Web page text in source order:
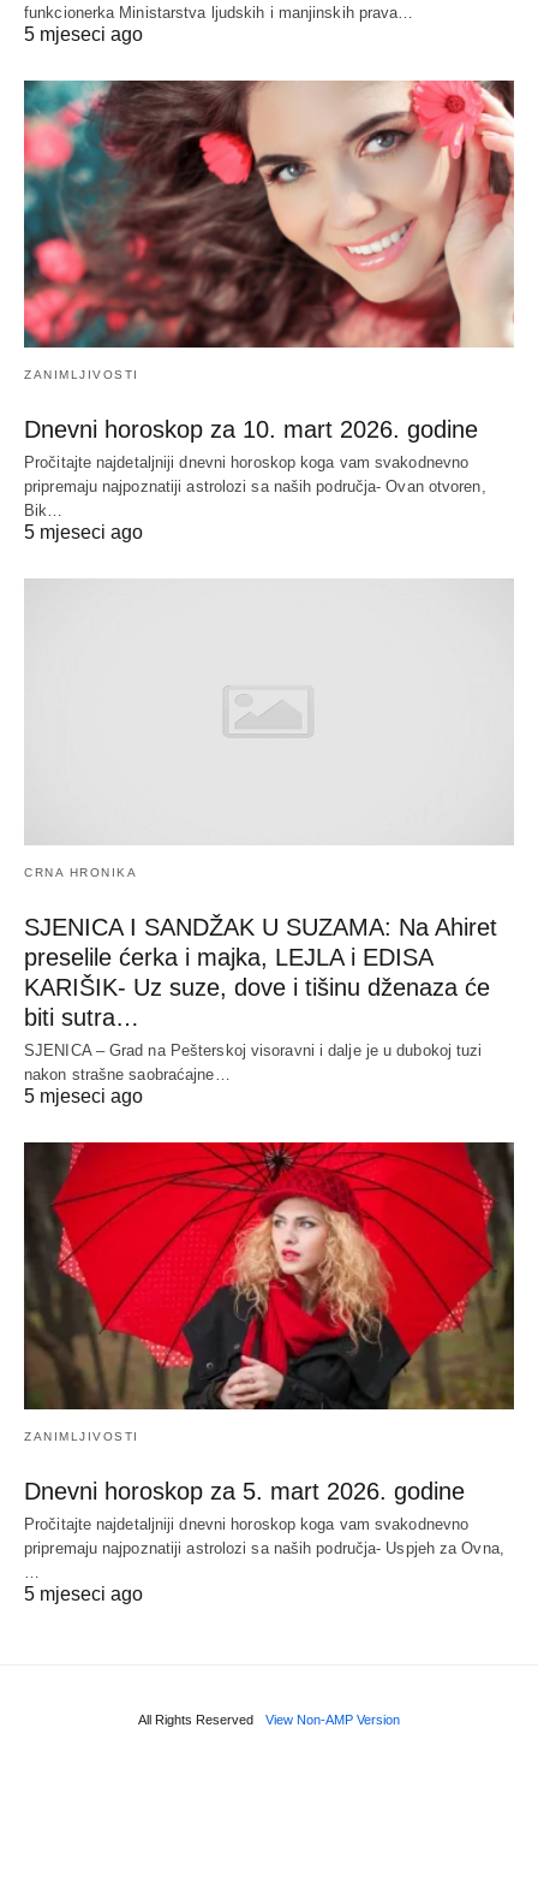
funkcionerka Ministarstva ljudskih i manjinskih prava…
5 mjeseci ago
ZANIMLJIVOSTI
Dnevni horoskop za 10. mart 2026. godine
Pročitajte najdetaljniji dnevni horoskop koga vam svakodnevno
pripremaju najpoznatiji astrolozi sa naših područja- Ovan otvoren,
Bik…
5 mjeseci ago
CRNA HRONIKA
SJENICA I SANDŽAK U SUZAMA: Na Ahiret
preselile ćerka i majka, LEJLA i EDISA
KARIŠIK- Uz suze, dove i tišinu dženaza će
biti sutra…
SJENICA – Grad na Pešterskoj visoravni i dalje je u dubokoj tuzi
nakon strašne saobraćajne…
5 mjeseci ago
ZANIMLJIVOSTI
Dnevni horoskop za 5. mart 2026. godine
Pročitajte najdetaljniji dnevni horoskop koga vam svakodnevno
pripremaju najpoznatiji astrolozi sa naših područja- Uspjeh za Ovna,
5 mjeseci ago
All Rights Reserved View Non-AMP Version